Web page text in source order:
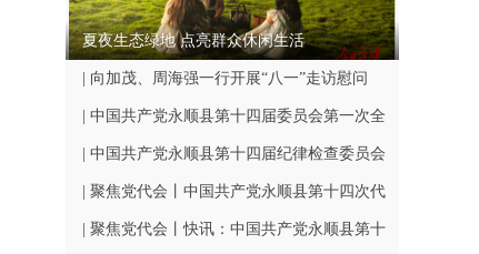
夏夜生态绿地 点亮群众休闲生活
| 向加茂、周海强一行开展“八一”走访慰问
| 中国共产党永顺县第十四届委员会第一次全
体会议召开
| 中国共产党永顺县第十四届纪律检查委员会
第一次全体会议召开
| 聚焦党代会丨中国共产党永顺县第十四次代
表大会闭幕
| 聚焦党代会丨快讯：中国共产党永顺县第十